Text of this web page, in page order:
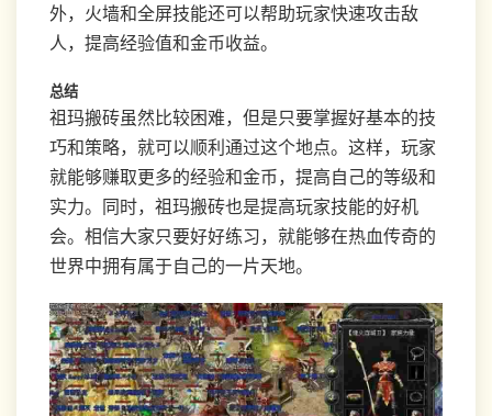
外，火墙和全屏技能还可以帮助玩家快速攻击敌
人，提高经验值和金币收益。
总结
祖玛搬砖虽然比较困难，但是只要掌握好基本的技
巧和策略，就可以顺利通过这个地点。这样，玩家
就能够赚取更多的经验和金币，提高自己的等级和
实力。同时，祖玛搬砖也是提高玩家技能的好机
会。相信大家只要好好练习，就能够在热血传奇的
世界中拥有属于自己的一片天地。